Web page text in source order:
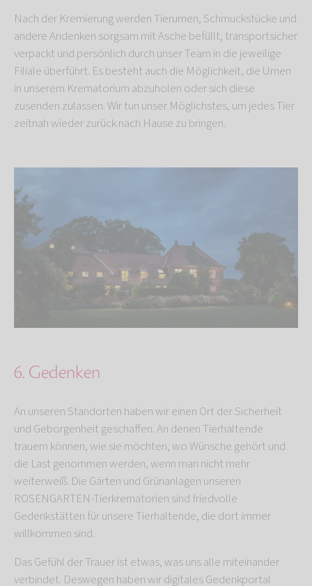
Nach der Kremierung werden Tierurnen, Schmuckstücke und
andere Andenken sorgsam mit Asche befüllt, transportsicher
verpackt und persönlich durch unser Team in die jeweilige
Filiale überführt. Es besteht auch die Möglichkeit, die Urnen
in unserem Krematorium abzuholen oder sich diese
zusenden zulassen. Wir tun unser Möglichstes, um jedes Tier
zeitnah wieder zurück nach Hause zu bringen.
6. Gedenken
An unseren Standorten haben wir einen Ort der Sicherheit
und Geborgenheit geschaffen. An denen Tierhaltende
trauern können, wie sie möchten, wo Wünsche gehört und
die Last genommen werden, wenn man nicht mehr
weiterweiß. Die Gärten und Grünanlagen unseren
ROSENGARTEN-Tierkrematorien sind friedvolle
Gedenkstätten für unsere Tierhaltende, die dort immer
willkommen sind.
Das Gefühl der Trauer ist etwas, was uns alle miteinander
verbindet. Deswegen haben wir digitales Gedenkportal